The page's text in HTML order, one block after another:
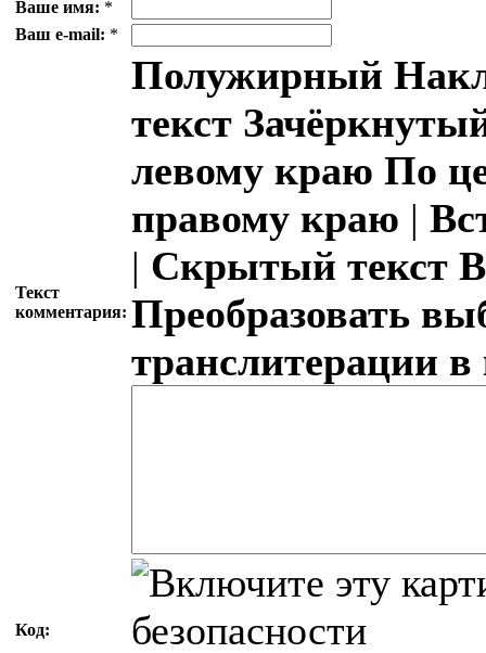
Ваше имя: *
Ваш e-mail: *
Текст
комментария:
Полужирный
текст
левому краю По
правому краю |
| Скрытый текст
Преобразовать
транслитерации
Код: